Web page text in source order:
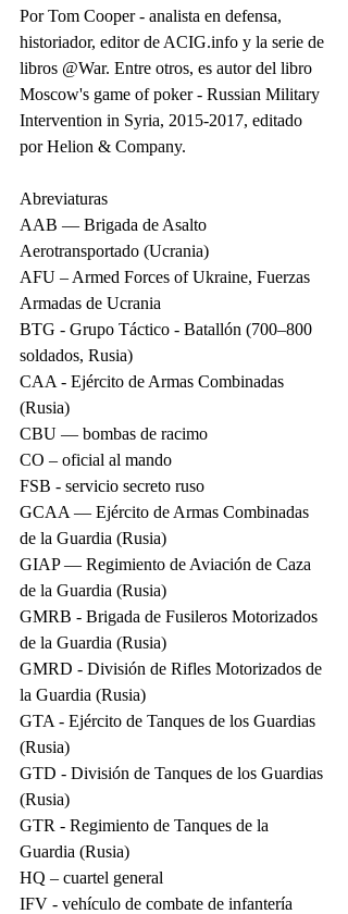
Por Tom Cooper - analista en defensa,
historiador, editor de ACIG.info y la serie de
libros @War. Entre otros, es autor del libro
Moscow's game of poker - Russian Military
Intervention in Syria, 2015-2017, editado
por Helion & Company.
Abreviaturas
AAB — Brigada de Asalto
Aerotransportado (Ucrania)
AFU – Armed Forces of Ukraine, Fuerzas
Armadas de Ucrania
BTG - Grupo Táctico - Batallón (700–800
soldados, Rusia)
CAA - Ejército de Armas Combinadas
(Rusia)
CBU — bombas de racimo
CO – oficial al mando
FSB - servicio secreto ruso
GCAA — Ejército de Armas Combinadas
de la Guardia (Rusia)
GIAP — Regimiento de Aviación de Caza
de la Guardia (Rusia)
GMRB - Brigada de Fusileros Motorizados
de la Guardia (Rusia)
GMRD - División de Rifles Motorizados de
la Guardia (Rusia)
GTA - Ejército de Tanques de los Guardias
(Rusia)
GTD - División de Tanques de los Guardias
(Rusia)
GTR - Regimiento de Tanques de la
Guardia (Rusia)
HQ – cuartel general
IFV - vehículo de combate de infantería